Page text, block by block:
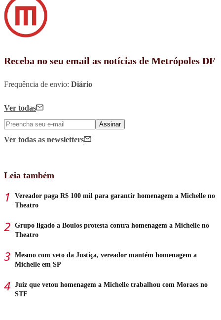
Receba no seu email as notícias de Metrópoles DF
Frequência de envio: Diário
Ver todas
Assinar
Ver todas as newsletters
Leia também
Vereador paga R$ 100 mil para garantir homenagem a Michelle no
Theatro
Grupo ligado a Boulos protesta contra homenagem a Michelle no
Theatro
Mesmo com veto da Justiça, vereador mantém homenagem a
Michelle em SP
Juiz que vetou homenagem a Michelle trabalhou com Moraes no
STF